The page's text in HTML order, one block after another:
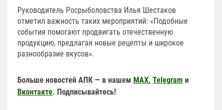
Руководитель Росрыболовства Илья Шестаков
отметил важность таких мероприятий: «Подобные
события помогают продвигать отечественную
продукцию, предлагая новые рецепты и широкое
разнообразие вкусов».
Больше новостей АПК — в нашем MAX, Telegram и
Вконтакте. Подписывайтесь!